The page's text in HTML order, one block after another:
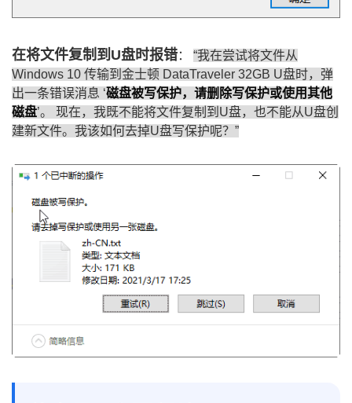
在将文件复制到U盘时报错： “我在尝试将文件从
Windows 10 传输到金士顿 DataTraveler 32GB U盘时，弹
出一条错误消息 ‘磁盘被写保护，请删除写保护或使用其他
磁盘’。 现在，我既不能将文件复制到U盘，也不能从U盘创
建新文件。我该如何去掉U盘写保护呢？”